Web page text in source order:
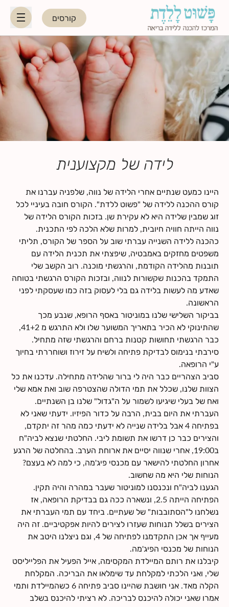
קורסים
EN
HE
היפנוברת׳ינג
לקראת ההורות
תאריכי קורסים קרובים
בלוג
חנות
צרי קשר
לידה של מקצוענית
היינו כמעט שנתיים אחרי הלידה של נווה, שלפניה עברנו את
קורס ההכנה ללידה של "פשוט ללדת". הקורס חובה בעיניי לכל
זוג שמבין שלידה היא לא עקירת שן. בזכות הקורס הלידה של
נווה הייתה חוויה חיובית, למרות שלא הלכה לפי התכנית.
כהכנה ללידה השנייה עברתי שוב על הספר של הקורס, תליתי
משפטים מחזקים באמבטיה, שיפצתי את תכנית הלידה עם
תובנות מהלידה הקודמת, והרגשתי מוכנה. רוב הקשב שלי
התמקד בהכנות שקשורות לנווה, ובזכות הקורס הרגשתי בטוחה
שאדע מה לעשות בלידה גם בלי לעסוק בזה כמו שעסקתי לפני
הראשונה.
בביקור השלישי שלנו במוניטור באסף הרופא, שנבע מכך
שהתינוקי לא הכיר בתאריך המשוער שלו ולא התרגש מ 41+2,
כבר הרגשתי תחושות קטנות ברחם והרגשתי שזה מתחיל.
סירבתי בנימוס לבדיקת פתיחה ולשיח על זירוז ושוחררתי בחיוך
ע"י הרופאה.
סביב הצהריים כבר היה לי ברור שהלידה מתחילה. עדכנו את כל
הצוות שלנו, שכלל את תמי הדולה שהצטרפה שוב ואת אמא שלי
ואח של בעלי שיגיעו לשמור על ה"גדול" שלנו בן השנתיים.
העברתי את היום בבית, הרבה על כדור הפיזיו. ידעתי שאני לא
בפתיחה 4 אבל בלידה שנייה לא ידעתי כמה מהר זה יתקדם,
והצירים כבר כן דרשו את תשומת ליבי. החלטתי שנצא לביה"ח
ב19:00, אחרי שנווה יסיים את ארוחת הערב. בהחלטה של הרגע
אחרון החלטתי להישאר עם מכנסי פיג'מה, כי למה לא בעצם?
הנוחות שלי היא מה שחשוב.
הגענו לביה"ח ונכנסנו למוניטור שעבר במהרה והיה תקין.
הפתיחה הייתה 2.5, ונשארה ככה גם בבדיקת הרופאה, אז
נשלחנו ל"הסתובבות" של שעתיים. ביחד עם תמי העברתי את
הצירים בשלל תנוחות שעזרו לצירים להיות אפקטיביים. זה היה
מעייף אך אכן התקדמנו לפתיחה של 4, וגם ניצלנו היטב את
הנוחות של מכנסי הפיג'מה.
קיבלנו את רותם המיילדת המקסימה, אייל הפעיל את הפלייליסט
שלי, ואני הלכתי למקלחת עד שימלאו את הבריכה. המקלחת
הקלה מאד. אני חושבת שהיינו סביב פתיחה 6 כשהמיילדת ותמי
אמרו שאני יכולה להיכנס לבריכה. לא רציתי להיכנס בשלב